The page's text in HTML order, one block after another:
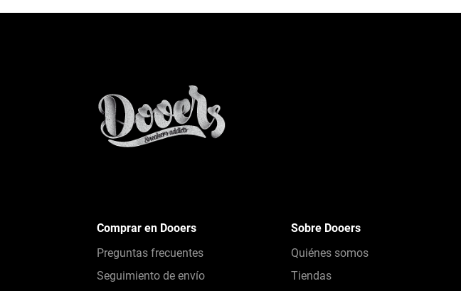
Comprar en Dooers
Preguntas frecuentes
Seguimiento de envío
Sobre Dooers
Quiénes somos
Tiendas